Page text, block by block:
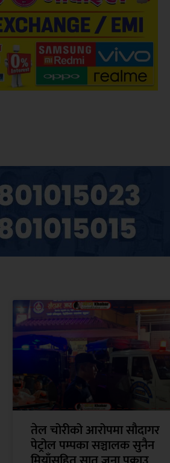
तेल चोरीको आरोपमा सौदागर
पेट्रोल पम्पका सञ्चालक सुनैन